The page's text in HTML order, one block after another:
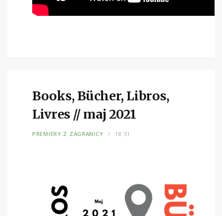
Books, Bücher, Libros,
Livres // maj 2021
PREMIERY Z ZAGRANICY 18:51